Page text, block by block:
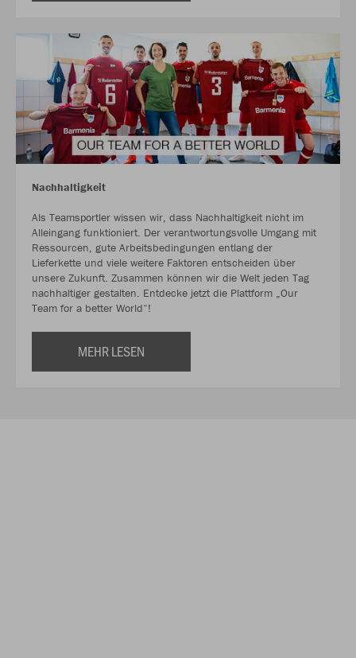
Nachhaltigkeit
Als Teamsportler wissen wir, dass Nachhaltigkeit nicht im
Alleingang funktioniert. Der verantwortungsvolle Umgang mit
Ressourcen, gute Arbeitsbedingungen entlang der
Lieferkette und viele weitere Faktoren entscheiden über
unsere Zukunft. Zusammen können wir die Welt jeden Tag
nachhaltiger gestalten. Entdecke jetzt die Plattform „Our
Team for a better World“!
MEHR LESEN